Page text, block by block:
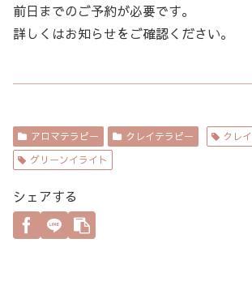
前日までのご予約が必要です。
詳しくはお知らせをご確認ください。
アロマテラピー クレイテラピー
クレイ
グリーンイライト
シェアする